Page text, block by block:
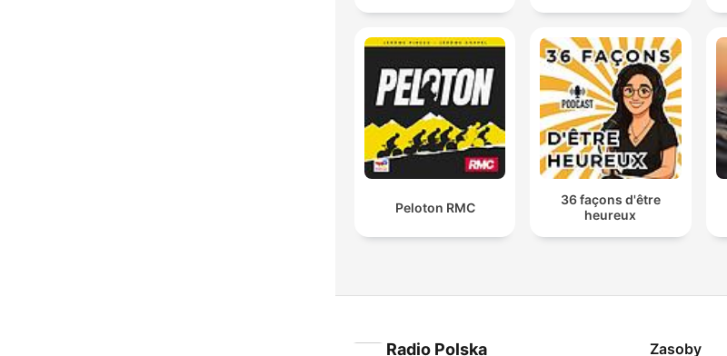
Peloton RMC
36 façons d'être
heureux
Radio Polska Zasoby